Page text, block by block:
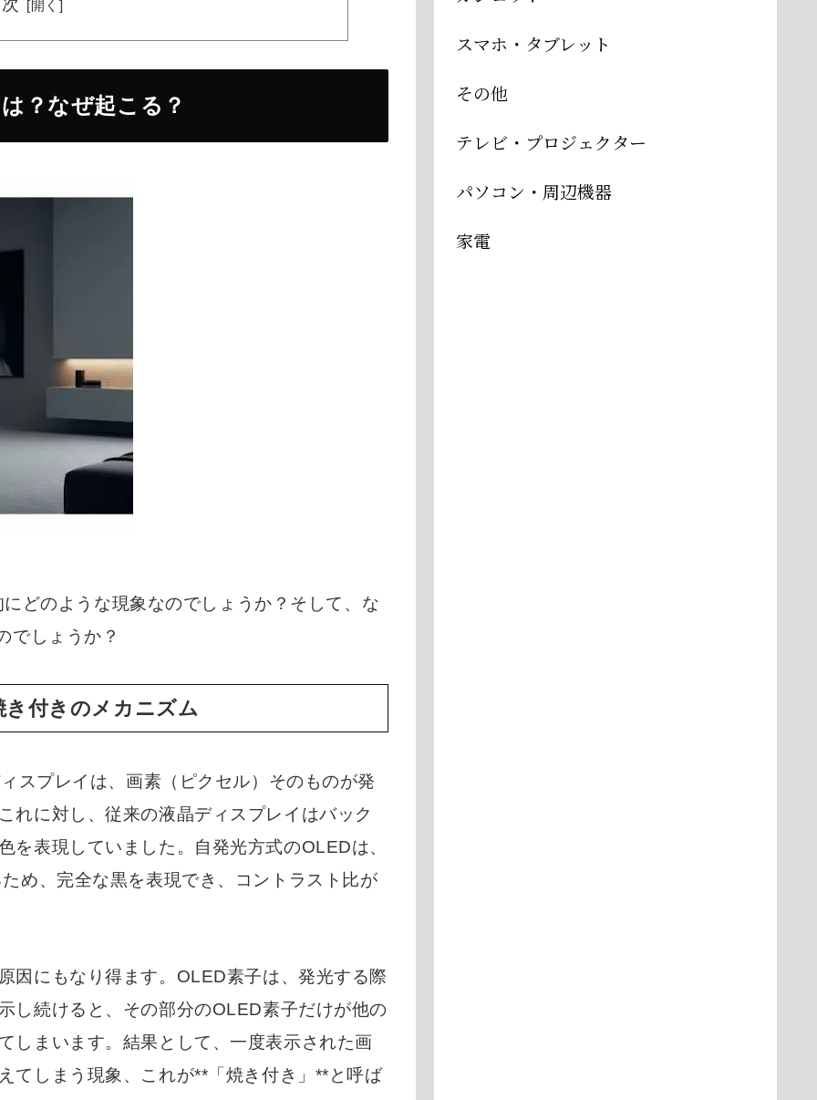
？なぜ起こる？
どのような現象なのでしょうか？そして、な
でしょうか？
付きのメカニズム
プレイは、画素（ピクセル）そのものが発
れに対し、従来の液晶ディスプレイはバック
を表現していました。自発光方式のOLEDは、
め、完全な黒を表現でき、コントラスト比が
因にもなり得ます。OLED素子は、発光する際
し続けると、その部分のOLED素子だけが他の
しまいます。結果として、一度表示された画
てしまう現象、これが**「焼き付き」**と呼ば
スマホ・タブレット
その他
テレビ・プロジェクター
パソコン・周辺機器
家電